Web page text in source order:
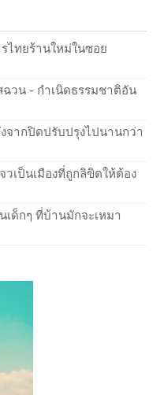
รไทยร้านใหม่ในซอย
ฉวน - กำเนิดธรรมชาติอัน
จากปิดปรับปรุงไปนานกว่า
วเป็นเมืองที่ถูกลิขิตให้ต้อง
เด็กๆ ที่บ้านมักจะเหมา